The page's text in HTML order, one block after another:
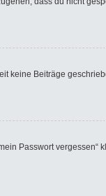
keine Beiträge
Passwort vergessen“